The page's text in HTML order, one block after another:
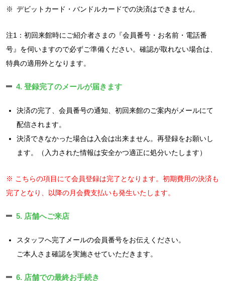
※ デビットカード・バンドルカードでの決済はできません。
注1：初回来館時にご紹介者さまの『会員番号・お名前・電話番
号』を伺いますので必ずご準備ください。確認が取れない場合は、
特典の適用外となります。
4. 登録完了のメールが届きます
決済の完了、会員番号の通知、初回来館のご案内がメールにて
配信されます。
決済できなかった場合は入会は出来ません。再登録をお願いし
ます。（入力された情報は安全かつ適正に処分いたします）
※ こちらの項目にて会員登録は完了となります。初期費用の決済も
完了となり、以降の月会費支払いも発生いたします。
5. 店舗へご来店
スタッフへ完了メールの会員番号をお伝えください。
ご本人さま確認を実施させていただきます。
6. 店舗での最終お手続き